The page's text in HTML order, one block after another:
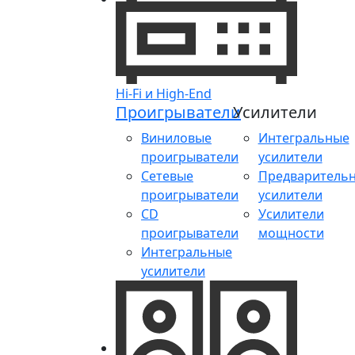
Hi-Fi и High-End
Проигрыватели
Виниловые
проигрыватели
Сетевые
проигрыватели
CD
проигрыватели
Интегральные
усилители
Усилители
Интегральные
усилители
усилители
Усилители
мощности